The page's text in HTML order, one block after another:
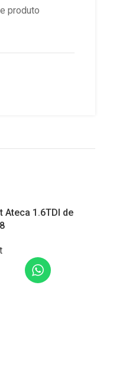
produto
Ateca 1.6TDI de